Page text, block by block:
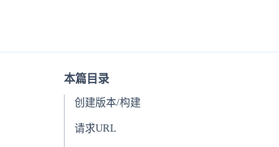
本篇目录
创建版本/构建
请求URL